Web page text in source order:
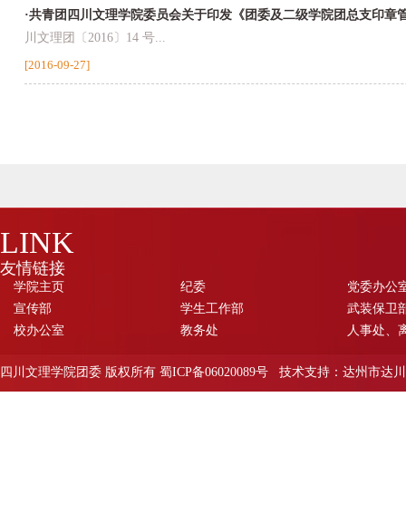
·共青团四川文理学院委员会关于印发《团委及二级学院团总支印章
川文理团〔2016〕14 号...
[2016-09-27]
LINK
友情链接
学院主页 纪委
党委办公
宣传部
学生工作部
武装保卫
校办公室
教务处 人事处、
四川文理学院团委 版权所有 蜀ICP备06020089号 技术支持：达州市达